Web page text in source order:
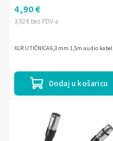
3,92 € bez PDV-a
4,90 €
Dodaj u košaricu
XLR UTIČNICA 6,3mm 1,5m audio kabel